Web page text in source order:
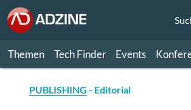
Themen Tech Finder Events
PUBLISHING - Editorial